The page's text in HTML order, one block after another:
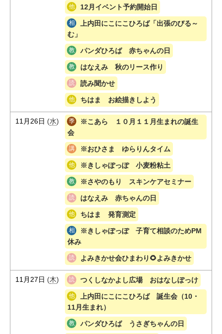
12月イベント予約開始日
上内田にこにこひろば「出張のびる～
む」
パンダひろば 赤ちゃんの日
はなえみ 秋のリース作り
読み聞かせ
ちはま お絵描きしよう
11月26日 (水)
※こあら １０月１１月生まれの誕生
会
※おひさま ゆらりんタイム
※きしゃぽっぽ 小麦粉粘土
※さやのもり スキンケアセミナー
はなえみ 赤ちゃんの日
ちはま 発育測定
※きしゃぽっぽ 子育て相談のためPM
休み
よみきかせ会ひまわり🌻よみきかせ
11月27日 (木) つくしなかよし広場 おはなしぽっけ
上内田にこにこひろば 誕生会（10・
11月生まれ）
パンダひろば うさぎちゃんの日